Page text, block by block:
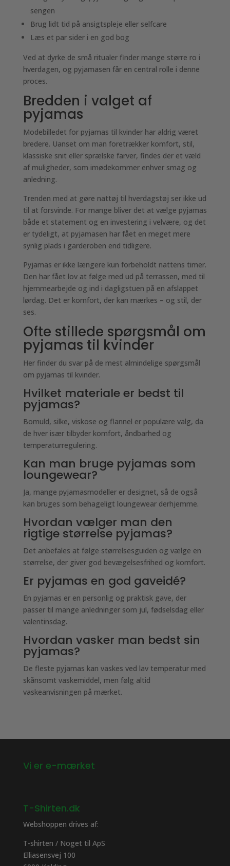
sengen
Brug lidt tid på ansigtspleje eller selfcare
Læs et par sider i en god bog
Ved at dyrke de små ritualer finder mange større ro i
hverdagen, og pyjamasen får en central rolle i denne
proces.
Bredden i valget af
pyjamas
Modebilledet for pyjamas til kvinder har aldrig været
bredere. Uanset om man foretrækker komfort, stil,
klassiske snit eller sprælske farver, findes der et væld
af muligheder, som imødekommer enhver smag og
anledning.
Trenden med at gøre nattøj til hverdagstøj ser ikke ud
til at forsvinde. For mange bliver det at vælge pyjamas
både et statement og en investering i velvære, og det
er tydeligt, at pyjamasen har fået en meget mere
synlig plads i garderoben end tidligere.
Pyjamas er ikke længere kun forbeholdt nattens timer.
Den har fået lov at følge med ud på terrassen, med til
hjemmearbejde og ind i dagligstuen på en afslappet
lørdag. Det er komfort, der kan mærkes – og stil, der
ses.
Ofte stillede spørgsmål om
pyjamas til kvinder
Her finder du svar på de mest almindelige spørgsmål
om pyjamas til kvinder.
Hvilket materiale er bedst til
pyjamas?
Bomuld, silke, viskose og flannel er populære valg, da
de hver især tilbyder komfort, åndbarhed og
temperaturregulering.
Kan man bruge pyjamas som
loungewear?
Ja, mange pyjamasmodeller er designet, så de også
kan bruges som behageligt loungewear derhjemme.
Hvordan vælger man den
rigtige størrelse pyjamas?
Det anbefales at følge størrelsesguiden og vælge en
størrelse, der giver god bevægelsesfrihed og komfort.
Er pyjamas en god gaveidé?
En pyjamas er en personlig og praktisk gave, der
passer til mange anledninger som jul, fødselsdag eller
valentinsdag.
Hvordan vasker man bedst sin
pyjamas?
De fleste pyjamas kan vaskes ved lav temperatur med
skånsomt vaskemiddel, men følg altid
vaskeanvisningen på mærket.
Vi er e-mærket
T-Shirten.dk
Webshoppen drives af:
T-shirten / Noget til ApS
Elliasensvej 100